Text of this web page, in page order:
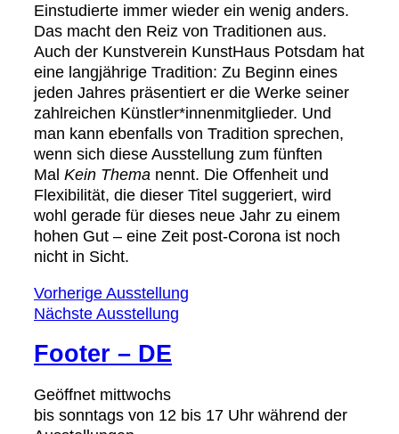
Einstudierte immer wieder ein wenig anders.
Das macht den Reiz von Traditionen aus.
Auch der Kunstverein KunstHaus Potsdam hat
eine langjährige Tradition: Zu Beginn eines
jeden Jahres präsentiert er die Werke seiner
zahlreichen Künstler*innenmitglieder. Und
man kann ebenfalls von Tradition sprechen,
wenn sich diese Ausstellung zum fünften
Mal Kein Thema nennt. Die Offenheit und
Flexibilität, die dieser Titel suggeriert, wird
wohl gerade für dieses neue Jahr zu einem
hohen Gut – eine Zeit post-Corona ist noch
nicht in Sicht.
Vorherige Ausstellung
Nächste Ausstellung
Footer – DE
Geöffnet mittwochs
bis sonntags von 12 bis 17 Uhr während der